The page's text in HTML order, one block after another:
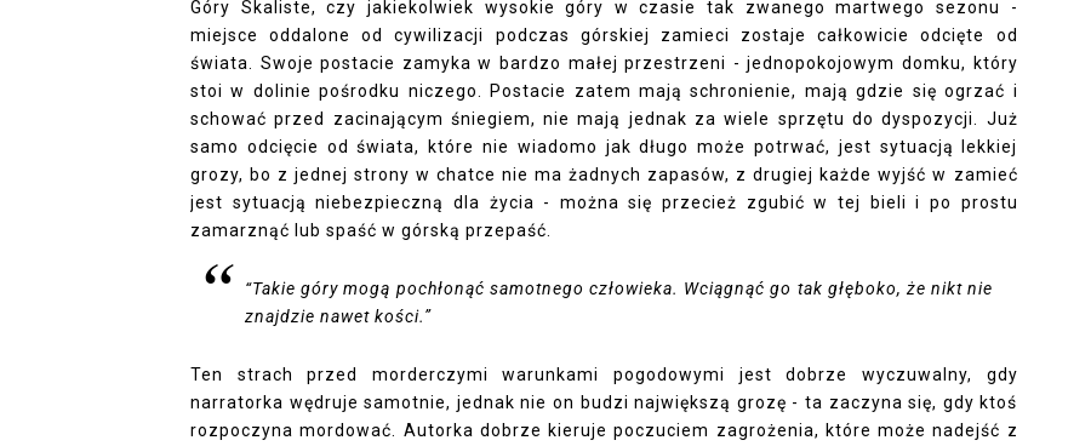
Góry Skaliste, czy jakiekolwiek wysokie góry w czasie tak zwanego martwego sezonu -
miejsce oddalone od cywilizacji podczas górskiej zamieci zostaje całkowicie odcięte od
świata. Swoje postacie zamyka w bardzo małej przestrzeni - jednopokojowym domku, który
stoi w dolinie pośrodku niczego. Postacie zatem mają schronienie, mają gdzie się ogrzać i
schować przed zacinającym śniegiem, nie mają jednak za wiele sprzętu do dyspozycji. Już
samo odcięcie od świata, które nie wiadomo jak długo może potrwać, jest sytuacją lekkiej
grozy, bo z jednej strony w chatce nie ma żadnych zapasów, z drugiej każde wyjść w zamieć
jest sytuacją niebezpieczną dla życia - można się przecież zgubić w tej bieli i po prostu
zamarznąć lub spaść w górską przepaść.
“Takie góry mogą pochłonąć samotnego człowieka. Wciągnąć go tak głęboko, że nikt nie
znajdzie nawet kości.”
Ten strach przed morderczymi warunkami pogodowymi jest dobrze wyczuwalny, gdy
narratorka wędruje samotnie, jednak nie on budzi największą grozę - ta zaczyna się, gdy ktoś
rozpoczyna mordować. Autorka dobrze kieruje poczuciem zagrożenia, które może nadejść z